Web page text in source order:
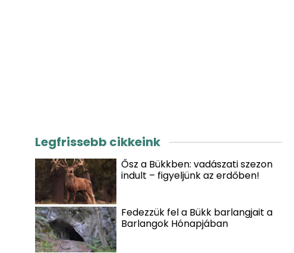
Legfrissebb cikkeink
Ősz a Bükkben: vadászati szezon
indult – figyeljünk az erdőben!
Fedezzük fel a Bükk barlangjait a
Barlangok Hónapjában